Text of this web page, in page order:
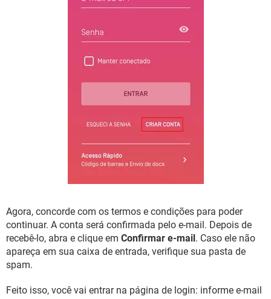
Agora, concorde com os termos e condições para poder
continuar. A conta será confirmada pelo e-mail. Depois de
recebê-lo, abra e clique em Confirmar e-mail . Caso ele não
apareça em sua caixa de entrada, verifique sua pasta de
spam.
Feito isso, você vai entrar na página de login: informe e-mail